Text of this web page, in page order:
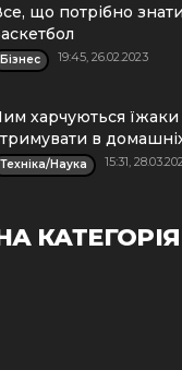
що потрібно
Бізнес 19:45, 26.02.2023
харчуються їжаки
в
Техніка/Наука 15:31,
КАТЕГОРІЯ